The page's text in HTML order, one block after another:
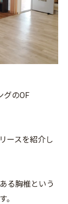
グのOF
ースを紹介し
る胸椎という
。